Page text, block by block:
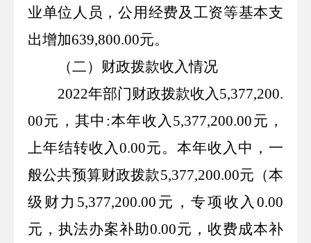
业单位人员，公用经费及工资等基本支
出增加639,800.00元。
（二）财政拨款收入情况
2022年部门财政拨款收入5,377,200.
00元，其中 :本年收入 5,377,200.00元，
上年结转收入0.00元。本年收入中，一
般公共预算财政拨款5,377,200.00元（本
级财力 5,377,200.00 元，专项收入0.00
元，执法办案补助0.00元，收费成本补